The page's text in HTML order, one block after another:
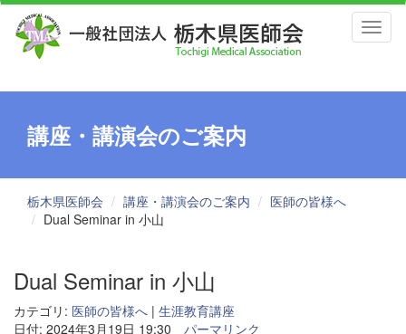
講座・講演会のご案内
栃木県医師会 講座・講演会のご案内
医師の皆様へ
Dual Seminar in 小山
Dual Seminar in 小山
カテゴリ: 医師の皆様へ | 生涯教育講座
日付: 2024年3月19日 19:30
パーマリンク